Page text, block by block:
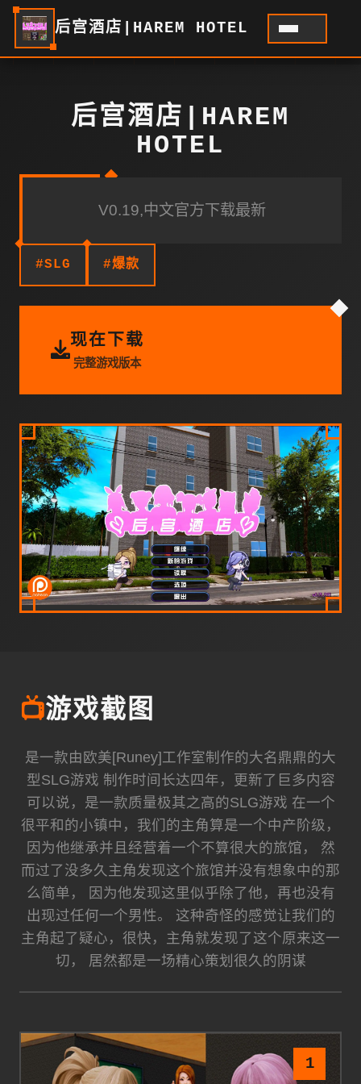
后宫酒店|HAREM HOTEL
后宫酒店|HAREM
HOTEL
V0.19,中文官方下载最新
#SLG #爆款
现在下载
完整游戏版本
📺游戏截图
是一款由欧美[Runey]工作室制作的大名鼎鼎的大
型SLG游戏 制作时间长达四年，更新了巨多内容
可以说，是一款质量极其之高的SLG游戏 在一个
很平和的小镇中，我们的主角算是一个中产阶级，
因为他继承并且经营着一个不算很大的旅馆， 然
而过了没多久主角发现这个旅馆并没有想象中的那
么简单， 因为他发现这里似乎除了他，再也没有
出现过任何一个男性。 这种奇怪的感觉让我们的
主角起了疑心，很快，主角就发现了这个原来这一
切， 居然都是一场精心策划很久的阴谋
1